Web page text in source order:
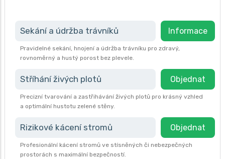
Sekání a údržba trávníků Informace
Pravidelné sekání, hnojení a údržba trávníku pro zdravý,
rovnoměrný a hustý porost bez plevele.
Stříhání živých plotů Objednat
Precizní tvarování a zastřihávání živých plotů pro krásný vzhled
a optimální hustotu zelené stěny.
Rizikové kácení stromů Objednat
Profesionální kácení stromů ve stísněných či nebezpečných
prostorách s maximální bezpečností.